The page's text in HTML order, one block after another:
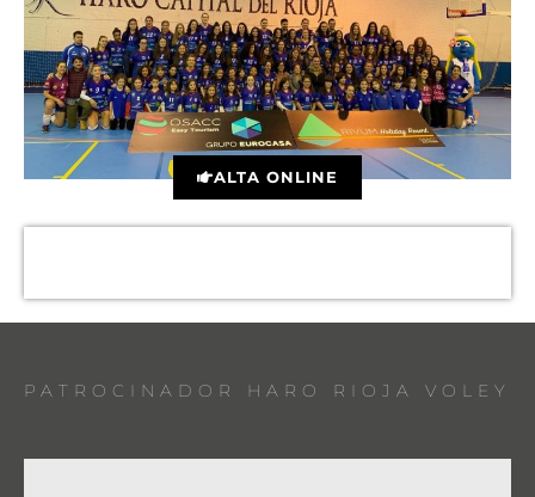
ALTA ONLINE
PATROCINADOR HARO RIOJA VOLEY